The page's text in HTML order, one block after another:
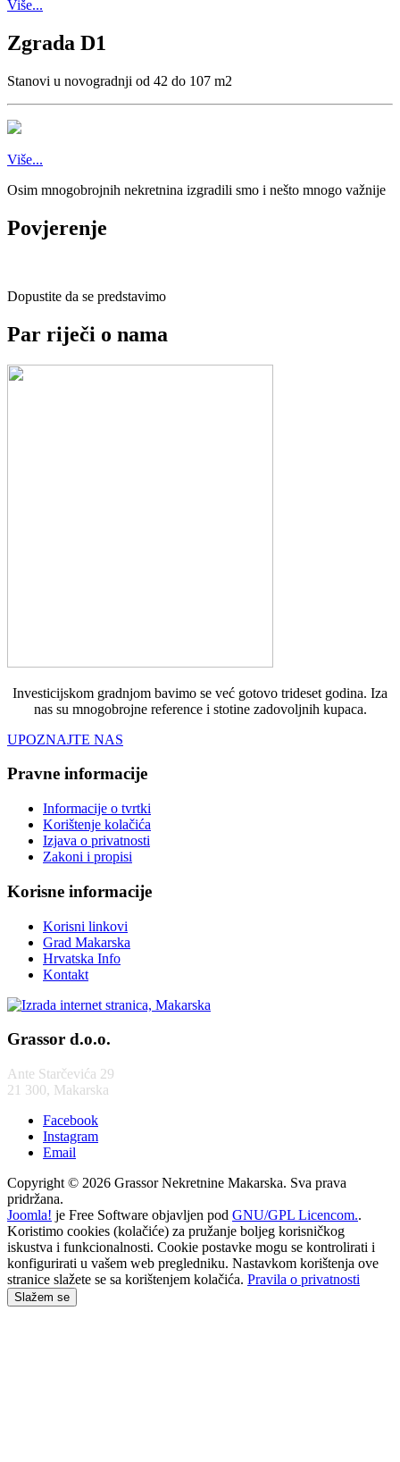
Više...
Zgrada D1
Stanovi u novogradnji od 42 do 107 m2
Više...
Osim mnogobrojnih nekretnina izgradili smo i nešto mnogo važnije
Povjerenje
Dopustite da se predstavimo
Par riječi o nama
Investicijskom gradnjom bavimo se već gotovo trideset godina. Iza
nas su mnogobrojne reference i stotine zadovoljnih kupaca.
UPOZNAJTE NAS
Pravne informacije
Informacije o tvrtki
Korištenje kolačića
Izjava o privatnosti
Zakoni i propisi
Korisne informacije
Korisni linkovi
Grad Makarska
Hrvatska Info
Kontakt
Grassor d.o.o.
Ante Starčevića 29
21 300, Makarska
Facebook
Instagram
Email
Copyright © 2026 Grassor Nekretnine Makarska. Sva prava
pridržana.
Joomla! je Free Software objavljen pod GNU/GPL Licencom..
Koristimo cookies (kolačiće) za pružanje boljeg korisničkog
iskustva i funkcionalnosti. Cookie postavke mogu se kontrolirati i
konfigurirati u vašem web pregledniku. Nastavkom korištenja ove
stranice slažete se sa korištenjem kolačića. Pravila o privatnosti
Slažem se